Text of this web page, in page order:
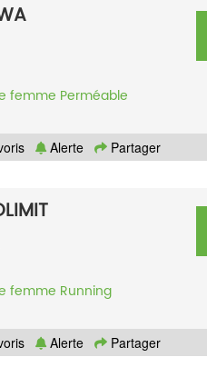
femme Perméable
Alerte Partager
femme Running
Alerte Partager